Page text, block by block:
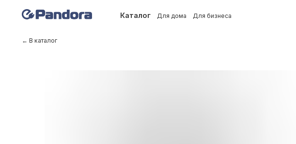
Каталог Для дома Для бизнеса